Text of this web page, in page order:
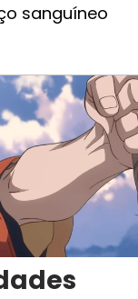
sanguíneo